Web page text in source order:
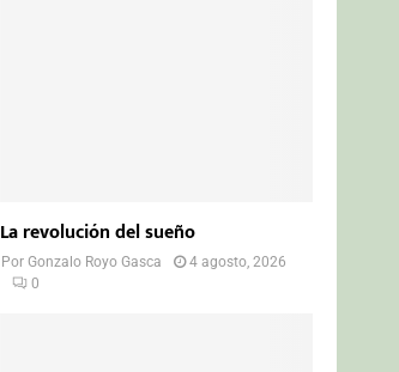
La revolución del sueño
PorGonzalo Royo Gasca
4 agosto, 2026
0